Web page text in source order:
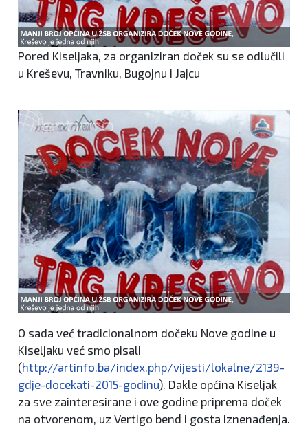
Pored Kiseljaka, za organiziran doček su se odlučili
u Kreševu, Travniku, Bugojnu i Jajcu
O sada već tradicionalnom dočeku Nove godine u
Kiseljaku već smo pisali
(http://artinfo.ba/index.php/vijesti/lokalne/2139-
gdje-docekati-2015-godinu). Dakle općina Kiseljak
za sve zainteresirane i ove godine priprema doček
na otvorenom, uz Vertigo bend i gosta iznenađenja.